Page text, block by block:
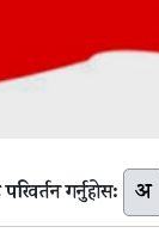
गर्नुहोस: अ